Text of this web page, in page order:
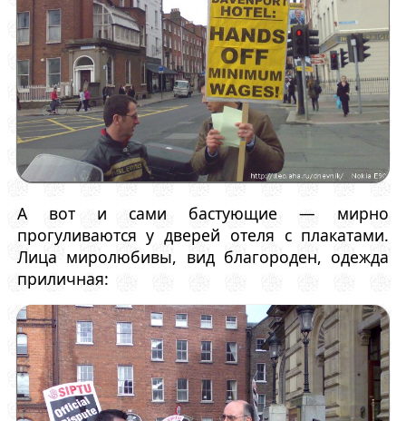
А вот и сами бастующие — мирно
прогуливаются у дверей отеля с плакатами.
Лица миролюбивы, вид благороден, одежда
приличная: